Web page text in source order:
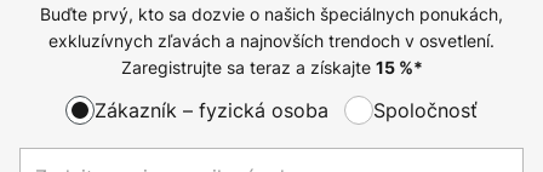
Buďte prvý, kto sa dozvie o našich špeciálnych ponukách,
exkluzívnych zľavách a najnovších trendoch v osvetlení.
Zaregistrujte sa teraz a získajte 15%*
Zákazník – fyzická osoba Spoločnosť